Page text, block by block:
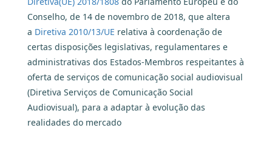
Conselho, de 14 de novembro de 2018, que altera
a Diretiva 2010/13/UE relativa à coordenação de
certas disposições legislativas, regulamentares e
administrativas dos Estados-Membros respeitantes à
oferta de serviços de comunicação social audiovisual
(Diretiva Serviços de Comunicação Social
Audiovisual), para a adaptar à evolução das
realidades do mercado